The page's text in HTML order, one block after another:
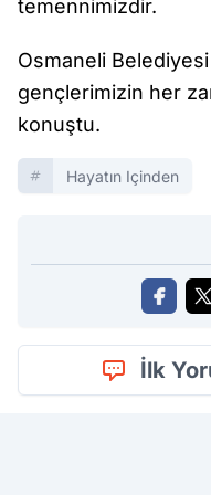
temennimizdir.
Osmaneli
gençlerimizin her
konuştu.
Hayatın Içinden
İlk